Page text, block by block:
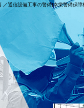
／通信設備工事の警備|幸栄警備保障